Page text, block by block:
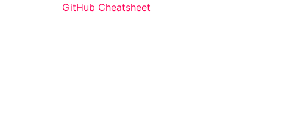
GitHub Cheatsheet